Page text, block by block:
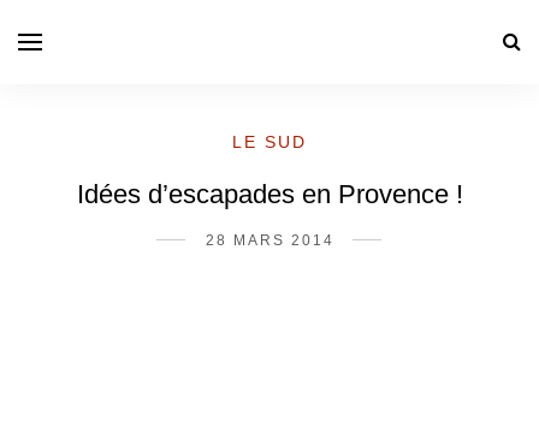
LE SUD
Idées d’escapades en Provence !
28 MARS 2014